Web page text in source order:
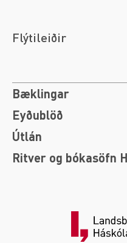
Flýtileiðir
Bæklingar
Eyðublöð
Útlán
Ritver og bókasöfn